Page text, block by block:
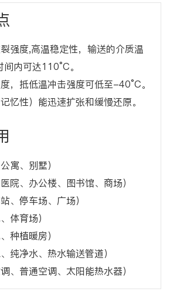
强度,高温稳定性，输送的介质温
内可达110°C。
，抵低温冲击强度可低至-40°C。
忆性）能迅速扩张和缓慢还原。
寓、别墅）
院、办公楼、图书馆、商场）
、停车场、广场）
体育场）
种植暖房）
纯净水、热水输送管道）
、普通空调、太阳能热水器）